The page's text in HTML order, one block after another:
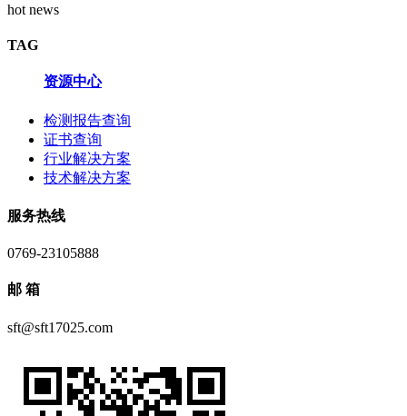
hot news
TAG
资源中心
检测报告查询
证书查询
行业解决方案
技术解决方案
服务热线
0769-23105888
邮 箱
sft@sft17025.com